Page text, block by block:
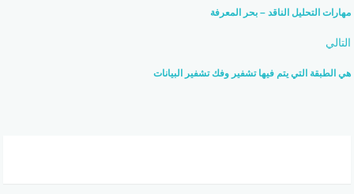
مهارات التحليل الناقد – بحر المعرفة
التالي
هي الطبقة التي يتم فيها تشفير وفك تشفير البيانات